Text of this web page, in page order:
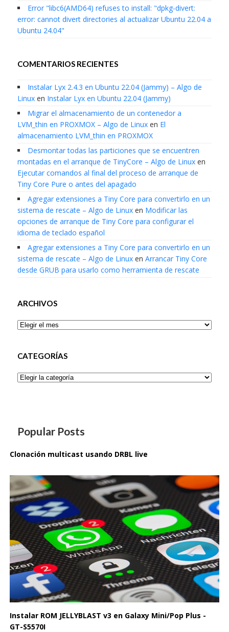
Error "libc6(AMD64) refuses to install: "dpkg-divert:
error: cannot divert directories al actualizar Ubuntu 22.04 a
Ubuntu 24.04"
COMENTARIOS RECIENTES
Instalar Lyx 2.4.3 en Ubuntu 22.04 (Jammy) – Algo de
Linuxen Instalar Lyx en Ubuntu 22.04 (Jammy)
Migrar el almacenamiento de un contenedor a
LVM_thin en PROXMOX – Algo de Linuxen El
almacenamiento LVM_thin en PROXMOX
Desmontar todas las particiones que se encuentren
montadas en el arranque de TinyCore – Algo de Linuxen
Ejecutar comandos al final del proceso de arranque de
Tiny Core Pure o antes del apagado
Agregar extensiones a Tiny Core para convertirlo en un
sistema de rescate – Algo de Linuxen Modificar las
opciones de arranque de Tiny Core para configurar el
idioma de teclado español
Agregar extensiones a Tiny Core para convertirlo en un
sistema de rescate – Algo de Linuxen Arrancar Tiny Core
desde GRUB para usarlo como herramienta de rescate
ARCHIVOS
Archivos
CATEGORÍAS
Categorías
Popular Posts
Clonación multicast usando DRBL live
Instalar ROM JELLYBLAST v3 en Galaxy Mini/Pop Plus -
GT-S5570I